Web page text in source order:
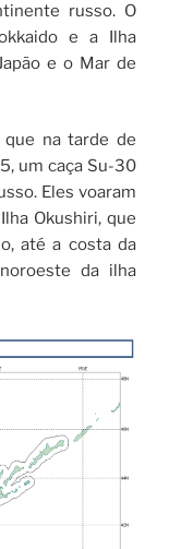
russo. O
e a Ilha
e o Mar de
que na tarde de
um caça Su-30
Eles voaram
Okushiri, que
até a costa da
da ilha